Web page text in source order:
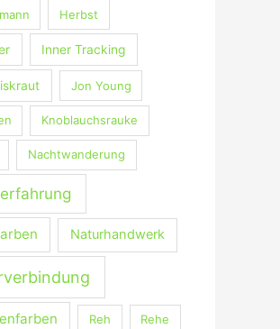
Herbst
Inner Tracking
Jon Young
Knoblauchsrauke
Nachtwanderung
Naturhandwerk
Reh Rehe